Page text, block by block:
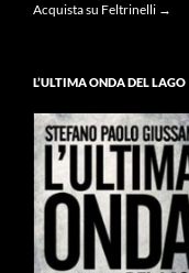
Acquista su Feltrinelli →
L’ULTIMA ONDA DEL LAGO